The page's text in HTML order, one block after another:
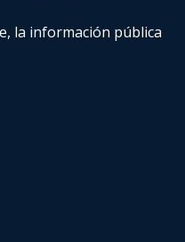
la información pública